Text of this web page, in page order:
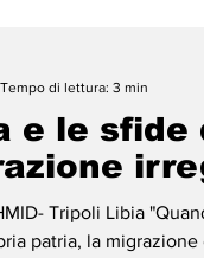
e le sfide
"Quando una persona perde la speranza
patria, la
Tempo di lettura: 3 min